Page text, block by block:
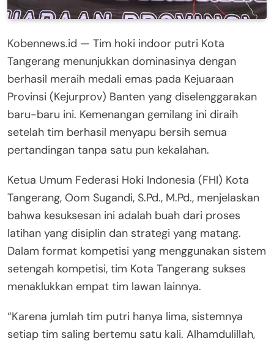
Kobennews.id — Tim hoki indoor putri Kota
Tangerang menunjukkan dominasinya dengan
berhasil meraih medali emas pada Kejuaraan
Provinsi (Kejurprov) Banten yang diselenggarakan
baru-baru ini. Kemenangan gemilang ini diraih
setelah tim berhasil menyapu bersih semua
pertandingan tanpa satu pun kekalahan.
Ketua Umum Federasi Hoki Indonesia (FHI) Kota
Tangerang, Oom Sugandi, S.Pd., M.Pd., menjelaskan
bahwa kesuksesan ini adalah buah dari proses
latihan yang disiplin dan strategi yang matang.
Dalam format kompetisi yang menggunakan sistem
setengah kompetisi, tim Kota Tangerang sukses
menaklukkan empat tim lawan lainnya.
“Karena jumlah tim putri hanya lima, sistemnya
setiap tim saling bertemu satu kali. Alhamdulillah,